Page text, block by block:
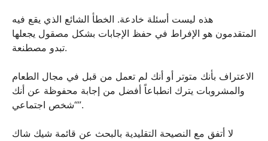
هذه ليست أسئلة خادعة. الخطأ الشائع الذي يقع فيه
المتقدمون هو الإفراط في حفظ الإجابات بشكل مصقول يجعلها
تبدو مصطنعة.
الاعتراف بأنك متوتر أو أنك لم تعمل من قبل في مجال الطعام
والمشروبات يترك انطباعاً أفضل من إجابة محفوظة عن أنك
“شخص اجتماعي”.
لا أتفق مع النصيحة التقليدية بالبحث عن قائمة شيك شاك